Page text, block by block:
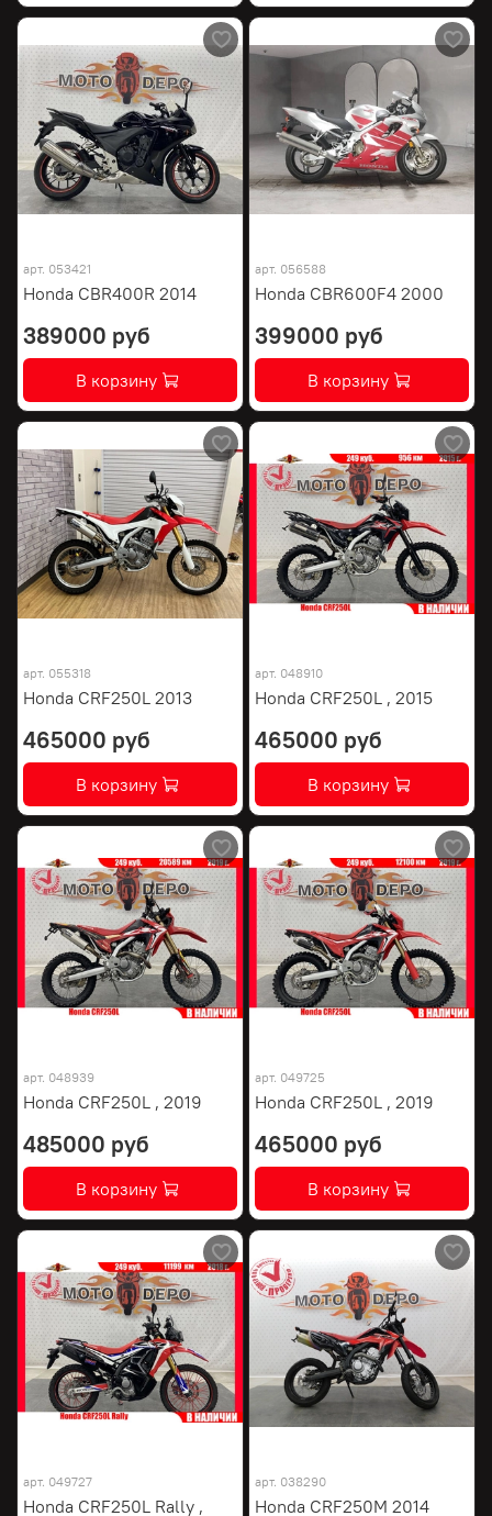
арт. 053421
Honda CBR400R 2014
389000 руб
В корзину
арт. 056588
Honda CBR600F4 2000
399000 руб
В корзину
арт. 055318
Honda CRF250L 2013
465000 руб
В корзину
арт. 048910
Honda CRF250L , 2015
465000 руб
В корзину
арт. 048939
Honda CRF250L , 2019
485000 руб
В корзину
арт. 049725
Honda CRF250L , 2019
465000 руб
В корзину
арт. 049727
Honda CRF250L Rally ,
арт. 038290
Honda CRF250M 2014